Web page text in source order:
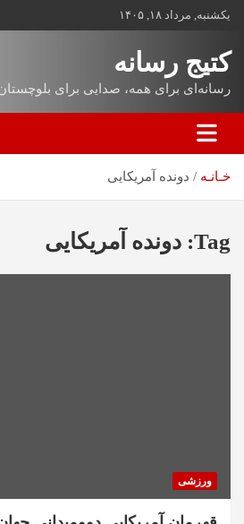
یکشنبه, مرداد ۱۸, ۱۴۰۵
کتیج رسانه
رسانه‌ای برای همه، صدایی برای بلوچستان
خـانـه دونده آمریکایی
Tag: دونده آمریکایی
ورزشی